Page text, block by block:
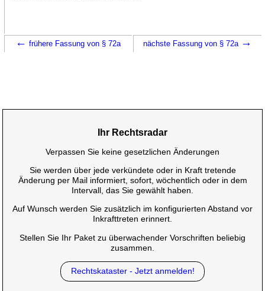
← frühere Fassung von § 72a nächste Fassung von § 72a →
Ihr Rechtsradar
Verpassen Sie keine gesetzlichen Änderungen
Sie werden über jede verkündete oder in Kraft tretende
Änderung per Mail informiert, sofort, wöchentlich oder in dem
Intervall, das Sie gewählt haben.
Auf Wunsch werden Sie zusätzlich im konfigurierten Abstand vor
Inkrafttreten erinnert.
Stellen Sie Ihr Paket zu überwachender Vorschriften beliebig
zusammen.
Rechtskataster - Jetzt anmelden!